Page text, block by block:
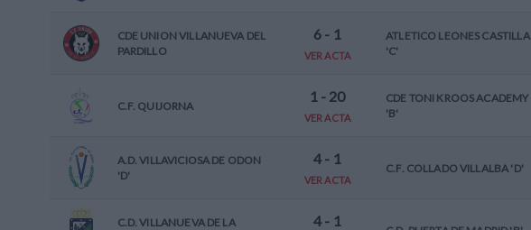
CDE UNION VILLANUEVA DEL
PARDILLO
6 - 1
VER ACTA
ATLETICO LEONES CASTILLA
'C'
C.F. QUIJORNA
1- 20
VER ACTA
CDE TONI KROOS ACADEMY
'B'
A.D. VILLAVICIOSA DE ODON
'D'
4- 1
VER ACTA
C.F. COLLADO VILLALBA 'D'
C.D. VILLANUEVA DE LA 4- 1